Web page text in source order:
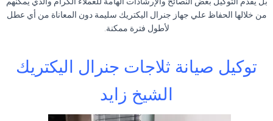
من خلالها الحفاظ علي جهاز جنرال اليكتريك سليمة دون المعاناة من أي عطل
لأطول فترة ممكنة
توكيل صيانة ثلاجات جنرال اليكتريك
الشيخ زايد